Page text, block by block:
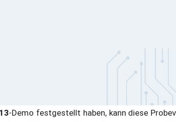
-Demo festgestellt haben, kann diese